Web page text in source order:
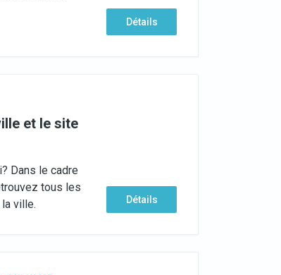
Détails
et le site
Dans le cadre
tous les
ville.
Détails